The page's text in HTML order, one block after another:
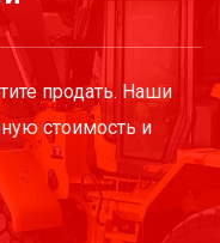
продать. Наши
стоимость и